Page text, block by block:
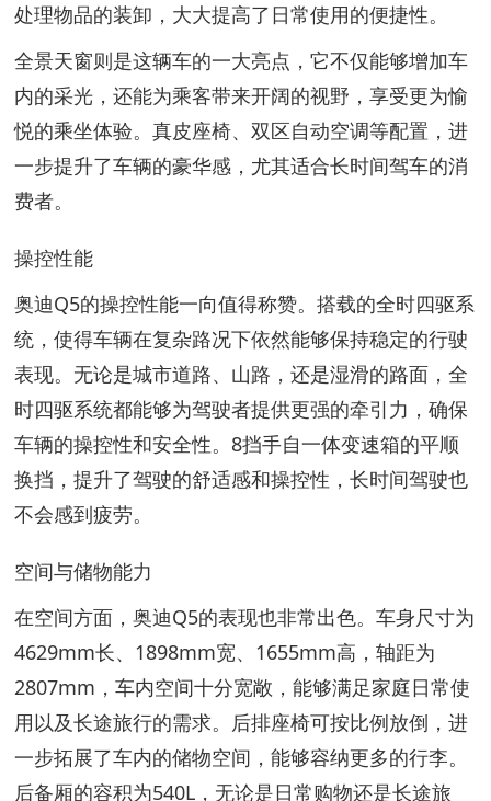
处理物品的装卸，大大提高了日常使用的便捷性。
全景天窗则是这辆车的一大亮点，它不仅能够增加车
内的采光，还能为乘客带来开阔的视野，享受更为愉
悦的乘坐体验。真皮座椅、双区自动空调等配置，进
一步提升了车辆的豪华感，尤其适合长时间驾车的消
费者。
操控性能
奥迪Q5的操控性能一向值得称赞。搭载的全时四驱系
统，使得车辆在复杂路况下依然能够保持稳定的行驶
表现。无论是城市道路、山路，还是湿滑的路面，全
时四驱系统都能够为驾驶者提供更强的牵引力，确保
车辆的操控性和安全性。8挡手自一体变速箱的平顺
换挡，提升了驾驶的舒适感和操控性，长时间驾驶也
不会感到疲劳。
空间与储物能力
在空间方面，奥迪Q5的表现也非常出色。车身尺寸为
4629mm长、1898mm宽、1655mm高，轴距为
2807mm，车内空间十分宽敞，能够满足家庭日常使
用以及长途旅行的需求。后排座椅可按比例放倒，进
一步拓展了车内的储物空间，能够容纳更多的行李。
后备厢的容积为540L，无论是日常购物还是长途旅